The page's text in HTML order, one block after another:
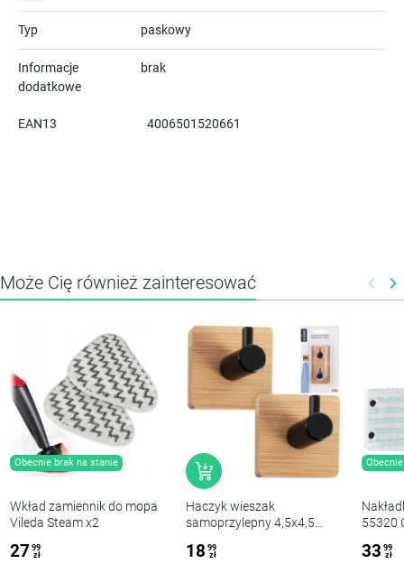
Typ paskowy
Informacje
dodatkowe
brak
EAN13 4006501520661
Może Cię również zainteresować keyboard_arrow_left keyboard_arrow_right
Obecnie brak na stanie
Wkład zamiennik do mopa
Vileda Steam x2
27 99
zł
Haczyk wieszak
samoprzylepny 4,5x4,5
18 99
zł
55320
(33cm)
33 99
zł